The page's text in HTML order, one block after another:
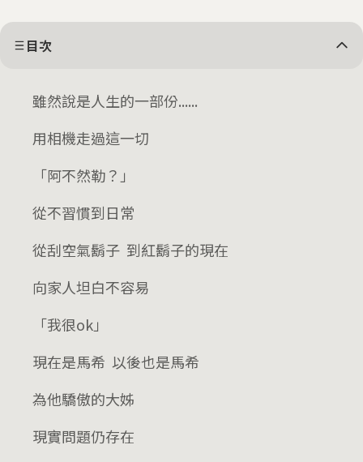
目次
雖然說是人生的一部份......
用相機走過這一切
「阿不然勒？」
從不習慣到日常
從刮空氣鬍子 到紅鬍子的現在
向家人坦白不容易
「我很ok」
現在是馬希 以後也是馬希
為他驕傲的大姊
現實問題仍存在